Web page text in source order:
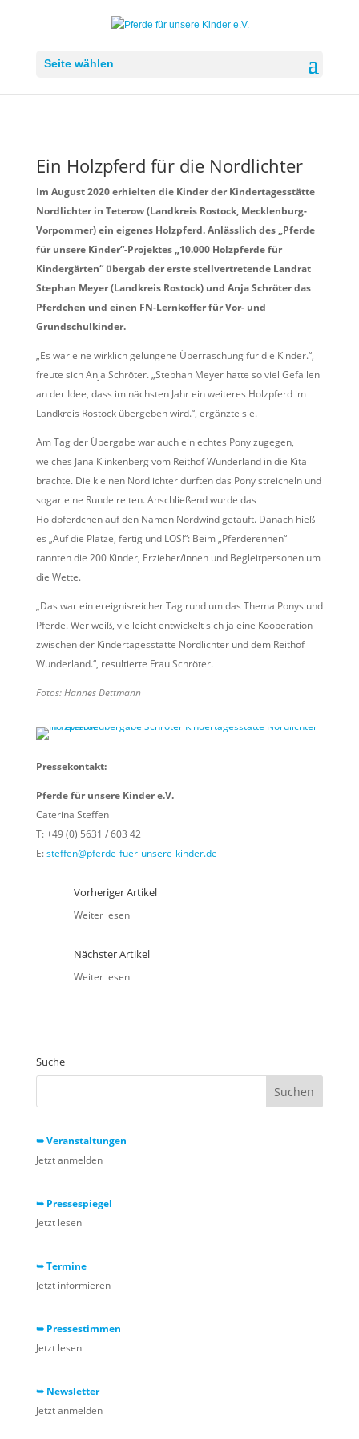
Seite wählen
Ein Holzpferd für die Nordlichter
Im August 2020 erhielten die Kinder der Kindertagesstätte
Nordlichter in Teterow (Landkreis Rostock, Mecklenburg-
Vorpommer) ein eigenes Holzpferd. Anlässlich des „Pferde
für unsere Kinder“-Projektes „10.000 Holzpferde für
Kindergärten“ übergab der erste stellvertretende Landrat
Stephan Meyer (Landkreis Rostock) und Anja Schröter das
Pferdchen und einen FN-Lernkoffer für Vor- und
Grundschulkinder.
„Es war eine wirklich gelungene Überraschung für die Kinder.“,
freute sich Anja Schröter. „Stephan Meyer hatte so viel Gefallen
an der Idee, dass im nächsten Jahr ein weiteres Holzpferd im
Landkreis Rostock übergeben wird.“, ergänzte sie.
Am Tag der Übergabe war auch ein echtes Pony zugegen,
welches Jana Klinkenberg vom Reithof Wunderland in die Kita
brachte. Die kleinen Nordlichter durften das Pony streicheln und
sogar eine Runde reiten. Anschließend wurde das
Holdpferdchen auf den Namen Nordwind getauft. Danach hieß
es „Auf die Plätze, fertig und LOS!“: Beim „Pferderennen“
rannten die 200 Kinder, Erzieher/innen und Begleitpersonen um
die Wette.
„Das war ein ereignisreicher Tag rund um das Thema Ponys und
Pferde. Wer weiß, vielleicht entwickelt sich ja eine Kooperation
zwischen der Kindertagesstätte Nordlichter und dem Reithof
Wunderland.“, resultierte Frau Schröter.
Fotos: Hannes Dettmann
Pressekontakt:
Pferde für unsere Kinder e.V.
Caterina Steffen
T: +49 (0) 5631 / 603 42
E:steffen@pferde-fuer-unsere-kinder.de
Vorheriger Artikel
Weiter lesen
Nächster Artikel
Weiter lesen
Suche
➥ Veranstaltungen
Jetzt anmelden
➥ Pressespiegel
Jetzt lesen
➥ Termine
Jetzt informieren
➥ Pressestimmen
Jetzt lesen
➥ Newsletter
Jetzt anmelden